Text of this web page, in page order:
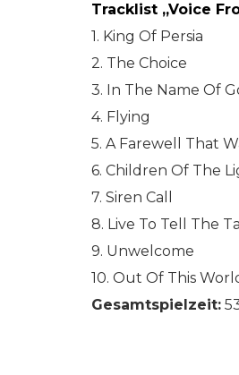
Tracklist „Voice
1. King Of Persia
2. The Choice
3. In The Name Of
4. Flying
5. A Farewell That
6. Children Of The
7. Siren Call
8. Live To Tell The
9. Unwelcome
10. Out Of This
Gesamtspielzeit: